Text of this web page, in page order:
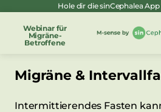
Inhalt
springen
Hole dir die sinCephalea
Webinar für
Migräne-
Betroffene
Migräne &
Intermittierendes Fasten